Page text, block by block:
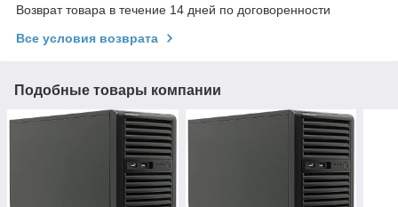
Возврат товара в течение 14 дней по договоренности
Все условия возврата
Подобные товары компании